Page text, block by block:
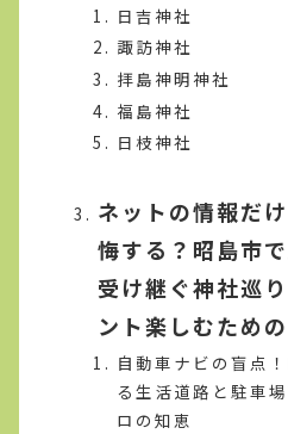
日吉神社
諏訪神社
拝島神明神社
福島神社
日枝神社
ネットの情報だ
悔する？昭島市
受け継ぐ神社巡
ント楽しむため
自動車ナビの盲点
る生活道路と駐車
ロの知恵